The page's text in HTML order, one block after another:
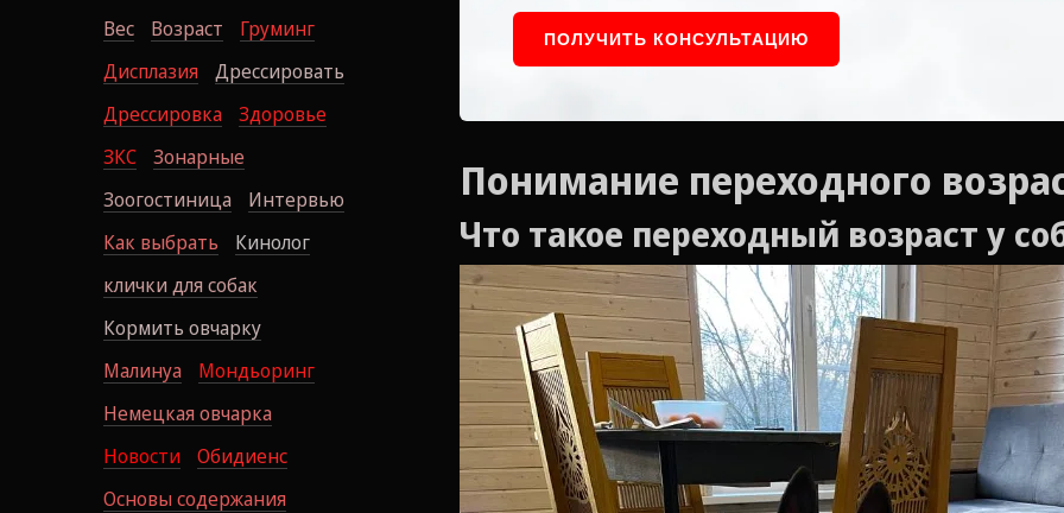
Вес
Возраст
Груминг
Дисплазия
Дрессировать
Дрессировка
Здоровье
ЗКС
Зонарные
Зоогостиница
Интервью
Как выбрать
Кинолог
клички для собак
Кормить овчарку
Малинуа
Мондьоринг
Немецкая овчарка
Новости
Обидиенс
Основы содержания
ПОЛУЧИТЬ КОНСУЛЬТАЦИЮ
Понимание переходного
Что такое переходный возраст у